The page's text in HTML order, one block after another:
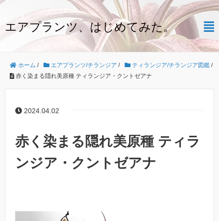
エアプランツ、はじめてみた。
ホーム / エアプランツ/チランジア / ティランジア/チランジア図鑑 /
赤く染まる隠れ美原種 ティランジア・クントゼアナ
2024.04.02
赤く染まる隠れ美原種 ティラ
ンジア・クントゼアナ